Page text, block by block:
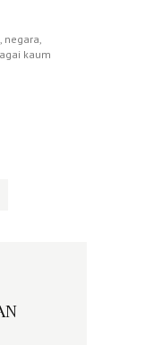
negara
kaum